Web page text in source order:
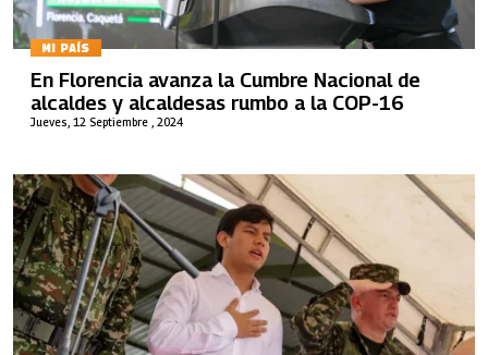
MI PAÍS
Jueves, 12 Septiembre , 2024
En Florencia avanza la Cumbre Nacional de
alcaldes y alcaldesas rumbo a la COP-16